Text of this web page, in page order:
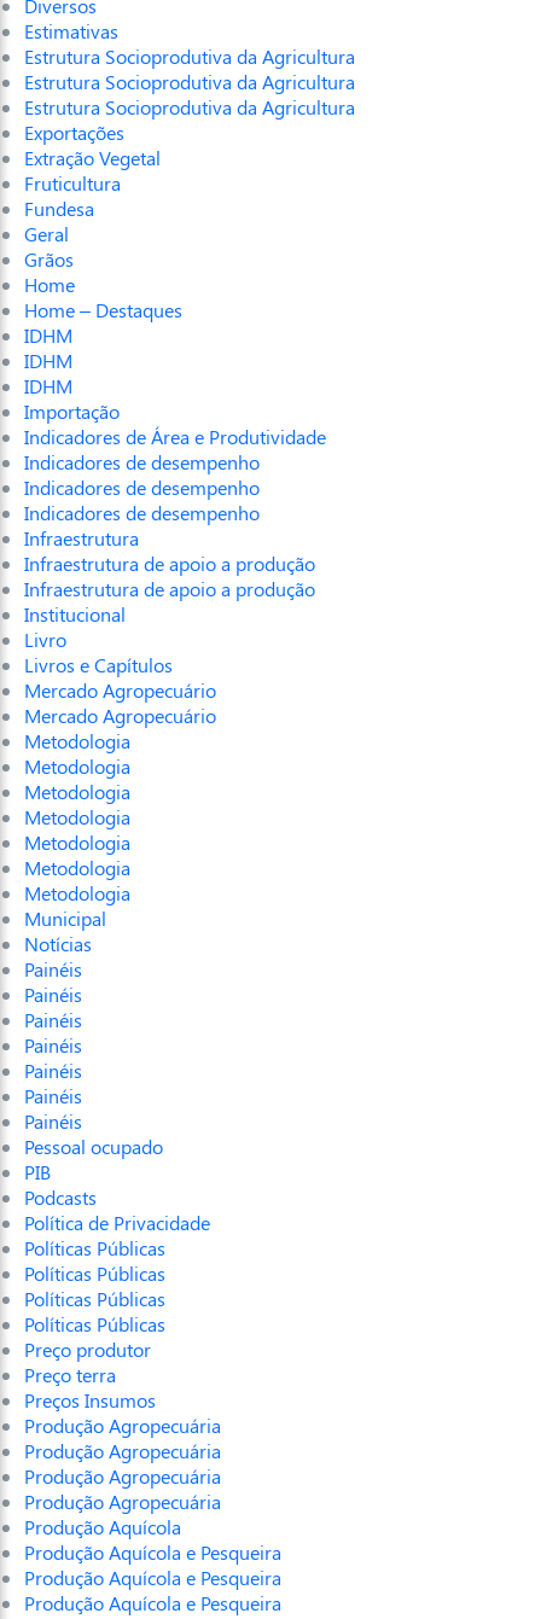
Estimativas
Estrutura Socioprodutiva da Agricultura
Estrutura Socioprodutiva da Agricultura
Estrutura Socioprodutiva da Agricultura
Exportações
Extração Vegetal
Fruticultura
Fundesa
Geral
Grãos
Home
Home – Destaques
IDHM
IDHM
IDHM
Importação
Indicadores de Área e Produtividade
Indicadores de desempenho
Indicadores de desempenho
Indicadores de desempenho
Infraestrutura
Infraestrutura de apoio a produção
Infraestrutura de apoio a produção
Institucional
Livro
Livros e Capítulos
Mercado Agropecuário
Mercado Agropecuário
Metodologia
Metodologia
Metodologia
Metodologia
Metodologia
Metodologia
Metodologia
Municipal
Notícias
Painéis
Painéis
Painéis
Painéis
Painéis
Painéis
Painéis
Pessoal ocupado
PIB
Podcasts
Política de Privacidade
Políticas Públicas
Políticas Públicas
Políticas Públicas
Políticas Públicas
Preço produtor
Preço terra
Preços Insumos
Produção Agropecuária
Produção Agropecuária
Produção Agropecuária
Produção Agropecuária
Produção Aquícola
Produção Aquícola e Pesqueira
Produção Aquícola e Pesqueira
Produção Aquícola e Pesqueira